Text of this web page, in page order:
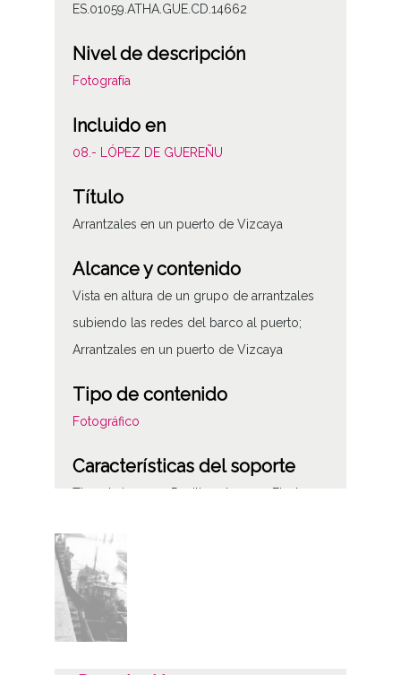
ES.01059.ATHA.GUE.CD.14662
Nivel de descripción
Fotografía
Incluido en
08.- LÓPEZ DE GUEREÑU
Título
Arrantzales en un puerto de Vizcaya
Alcance y contenido
Vista en altura de un grupo de arrantzales
subiendo las redes del barco al puerto;
Arrantzales en un puerto de Vizcaya
Tipo de contenido
Fotográfico
Características del soporte
Tipo de imagen: Positivos Imagen Final:
Fecha
19400101
19601231
1940, enero, 1 a 1960, diciembre, 31 -